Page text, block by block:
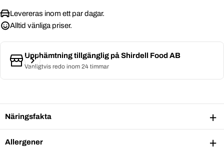
Intensiv smak. Autentisk doft. En stund av äkta tradition – varje
gång.
Levereras inom ett par dagar.
Alltid vänliga priser.
Upphämtning tillgänglig påShirdell Food AB
Vanligtvis redo inom 24 timmar
Näringsfakta
Allergener